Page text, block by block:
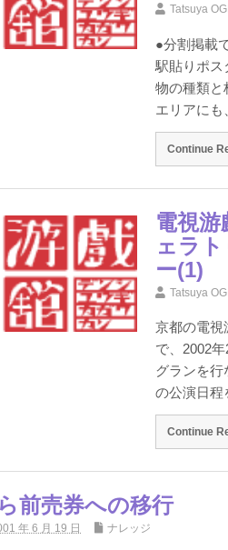
Tatsuya
●分割掲載
駅貼りポス
物の種類と
エリアにも
Continue
電視
ェラ
ー(1)
Tatsuya
京都の電視
で、2002
グランを行
の公演日程
Continue
前売券への移行
年 6 月 19 日 ナレッジ